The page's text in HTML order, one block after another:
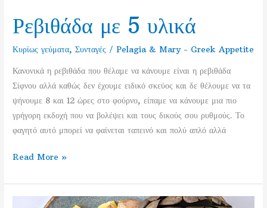
Ρεβιθάδα με 5 υλικά
Κυρίως γεύματα,Συνταγές /Pelagia & Mary - Greek Appetite
Κανονικά η ρεβιθάδα που θέλαμε να κάνουμε είναι η ρεβιθάδα
Σίφνου αλλά καθώς δεν έχουμε ειδικό σκεύος και δε θέλουμε να τα
ψήνουμε 8 και 12 ώρες στο φούρνο, είπαμε να κάνουμε μια πιο
γρήγορη εκδοχή που να βολέψει και τους δικούς σου ρυθμούς. Το
φαγητό αυτό μπορεί να φαίνεται ταπεινό και πολύ απλό αλλά
Ρεβιθάδα
5
Read More »